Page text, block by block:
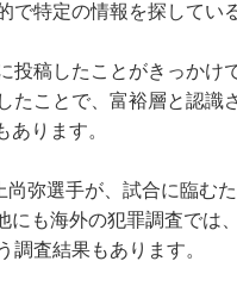
特定の情報を探してい
稿したことがきっかけ
ことで、富裕層と認識
ります。
弥選手が、試合に臨む
も海外の犯罪調査では
査結果もあります。